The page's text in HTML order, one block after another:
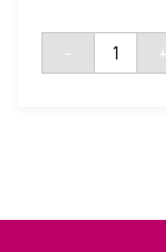
-
quantité
+